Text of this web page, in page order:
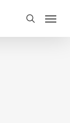
search